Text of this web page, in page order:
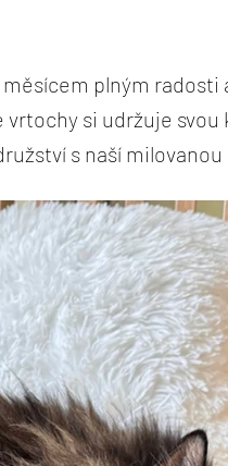
plným radosti
si udržuje svou
s naší